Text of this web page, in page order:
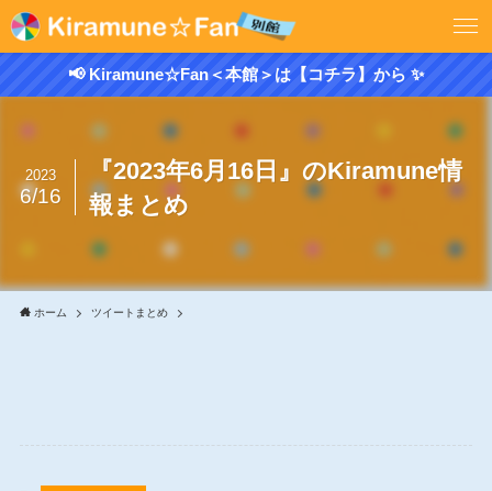
📢 Kiramune☆Fan＜本館＞は【コチラ】から ✨
『2023年6月16日』のKiramune情
報まとめ
2023
6/16
ホーム ツイートまとめ